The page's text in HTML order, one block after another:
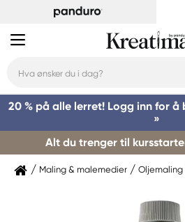
20 % på alle lerret! Logg inn for
»
Alt du trenger til
Maling & malemedier Oljemaling